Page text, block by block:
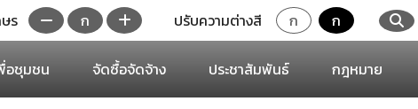
ร ก ปรับความต่างสี ก ก
อชุมชน จัดซื้อจัดจ้าง ประชาสัมพันธ์ กฎหมาย